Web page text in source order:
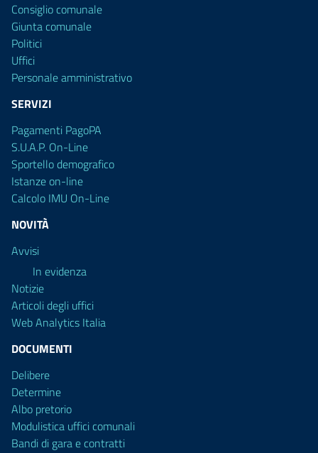
Consiglio comunale
Giunta comunale
Politici
Uffici
Personale amministrativo
SERVIZI
Pagamenti PagoPA
S.U.A.P. On-Line
Sportello demografico
Istanze on-line
Calcolo IMU On-Line
NOVITÀ
Avvisi
In evidenza
Notizie
Articoli degli uffici
Web Analytics Italia
DOCUMENTI
Delibere
Determine
Albo pretorio
Modulistica uffici comunali
Bandi di gara e contratti